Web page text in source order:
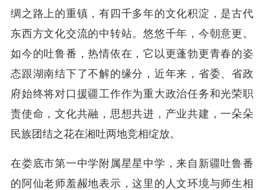
绸之路上的重镇，有四千多年的文化积淀，是古代
东西方文化交流的中转站。悠悠千年，今朝意更。
如今的吐鲁番，热情依在，它以更蓬勃更青春的姿
态跟湖南结下了不解的缘分，近年来，省委、省政
府始终将对口援疆工作作为重大政治任务和光荣职
责使命，文化共融，思想共进，产业共建，一朵朵
民族团结之花在湘吐两地竞相绽放。
在娄底市第一中学附属星星中学，来自新疆吐鲁番
的阿仙老师羞赧地表示，这里的人文环境与师生相